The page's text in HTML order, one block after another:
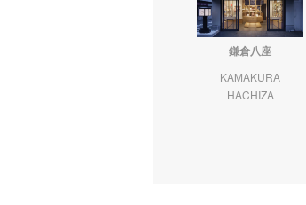
鎌倉八座
KAMAKURA
HACHIZA